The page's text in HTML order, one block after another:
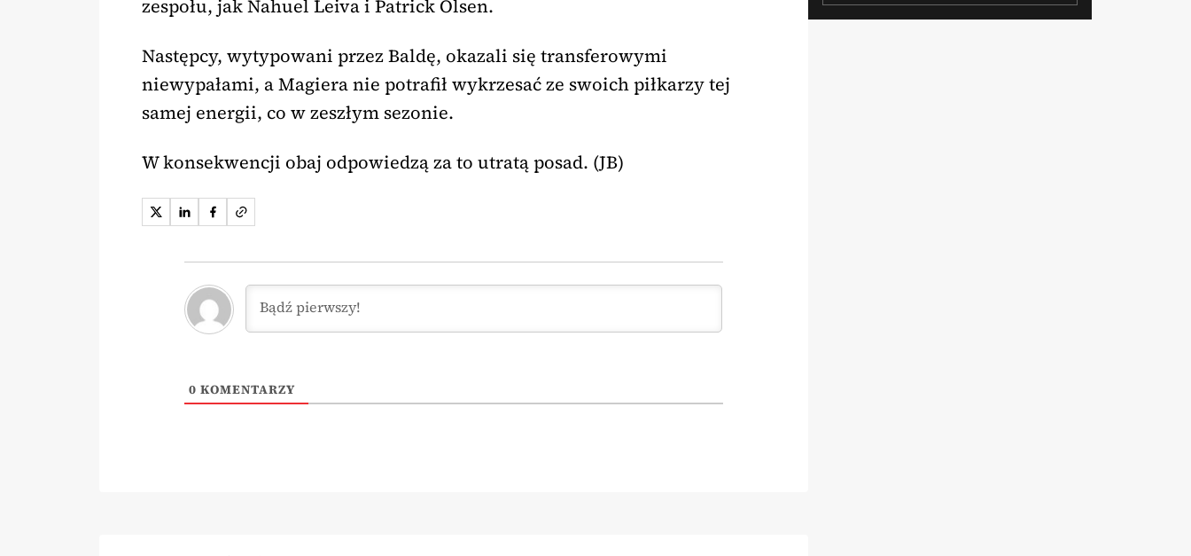
zespołu, jak Nahuel Leiva i Patrick Olsen.
Następcy, wytypowani przez Baldę, okazali się transferowymi
niewypałami, a Magiera nie potrafił wykrzesać ze swoich piłkarzy tej
samej energii, co w zeszłym sezonie.
W konsekwencji obaj odpowiedzą za to utratą posad. (JB)
0 KOMENTARZY